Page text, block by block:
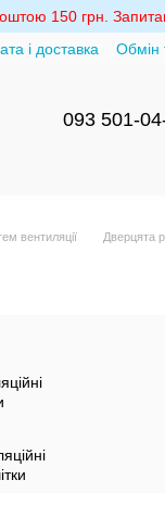
150 грн.
і доставка Обмін
093 501-
вентиляції Дверцята